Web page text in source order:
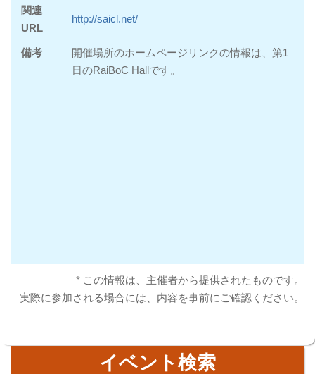
関連
URL
http://saicl.net/
備考
開催場所のホームページリンクの情報は、第1
日のRaiBoC Hallです。
* この情報は、主催者から提供されたものです。
実際に参加される場合には、内容を事前にご確認ください。
イベント検索